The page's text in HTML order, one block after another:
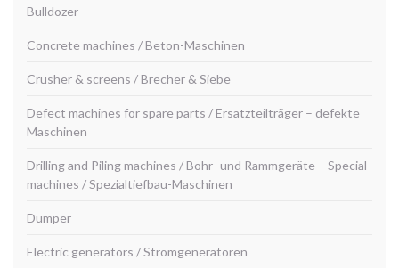
Bulldozer
Concrete machines / Beton-Maschinen
Crusher & screens / Brecher & Siebe
Defect machines for spare parts / Ersatzteilträger – defekte
Maschinen
Drilling and Piling machines / Bohr- und Rammgeräte – Special
machines / Spezialtiefbau-Maschinen
Dumper
Electric generators / Stromgeneratoren